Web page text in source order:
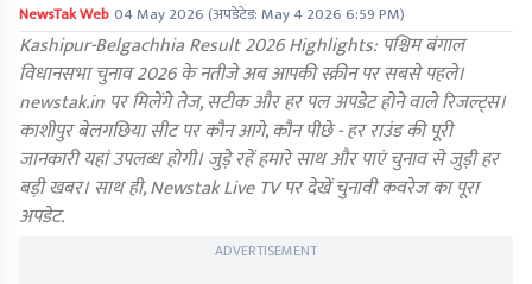
NewsTak Web04 May 2026(अपडेटेड:May 4 2026 6:59 PM)
Kashipur-Belgachhia Result 2026 Highlights: पश्चिम बंगाल
विधानसभा चुनाव 2026 के नतीजे अब आपकी स्क्रीन पर सबसे पहले।
newstak.in पर मिलेंगे तेज, सटीक और हर पल अपडेट होने वाले रिजल्ट्स।
काशीपुर बेलगछिया सीट पर कौन आगे, कौन पीछे - हर राउंड की पूरी
जानकारी यहां उपलब्ध होगी। जुड़े रहें हमारे साथ और पाएं चुनाव से जुड़ी हर
बड़ी खबर। साथ ही, Newstak Live TV पर देखें चुनावी कवरेज का पूरा
अपडेट.
ADVERTISEMENT